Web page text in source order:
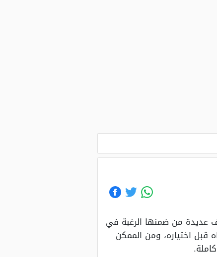
عديدة من ضمنها الرغبة في
قبل اختياره، ومن الممكن